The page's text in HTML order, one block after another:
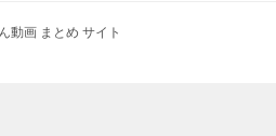
動画 まとめ サイト